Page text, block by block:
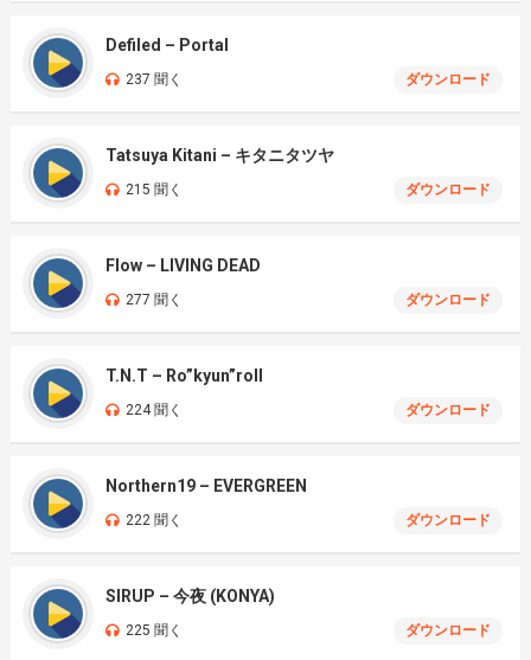
Defiled – Portal
237 聞く ダウンロード
Tatsuya Kitani – キタニタツヤ
215 聞く ダウンロード
Flow – LIVING DEAD
277 聞く ダウンロード
T.N.T – Ro”kyun”roll
224 聞く ダウンロード
Northern19 – EVERGREEN
222 聞く ダウンロード
SIRUP – 今夜 (KONYA)
225 聞く ダウンロード